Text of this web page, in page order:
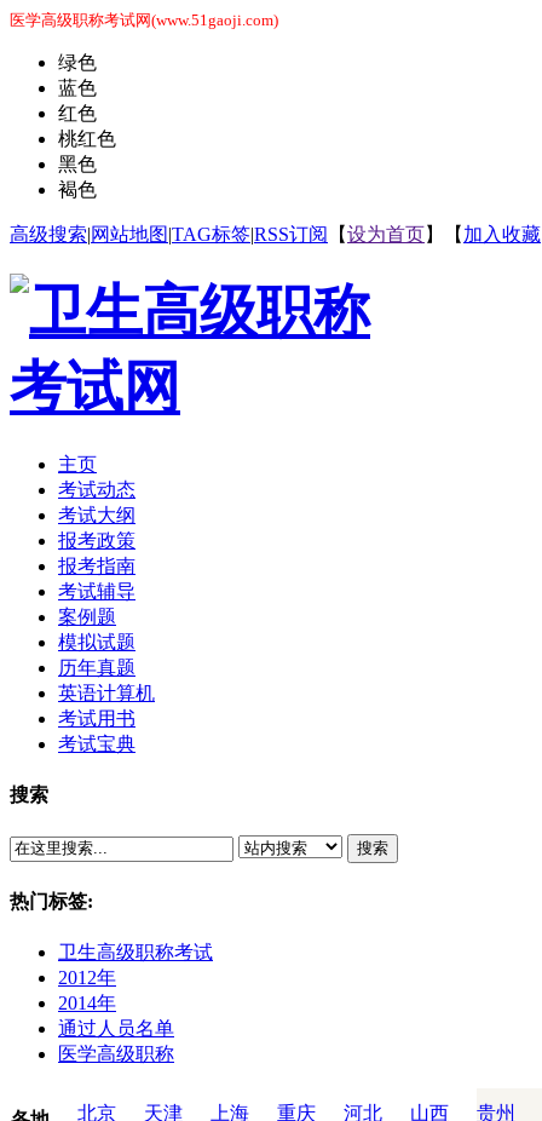
医学高级职称考试网(www.51gaoji.com)
绿色
蓝色
红色
桃红色
黑色
褐色
高级搜索|网站地图|TAG标签|RSS订阅 【设为首页】【 加入收藏
主页
考试动态
考试大纲
报考政策
报考指南
考试辅导
案例题
模拟试题
历年真题
英语计算机
考试用书
考试宝典
搜索
搜索
热门标签:
卫生高级职称考试
2012年
2014年
通过人员名单
医学高级职称
北京 天津 上海 重庆 河北 山西 贵州